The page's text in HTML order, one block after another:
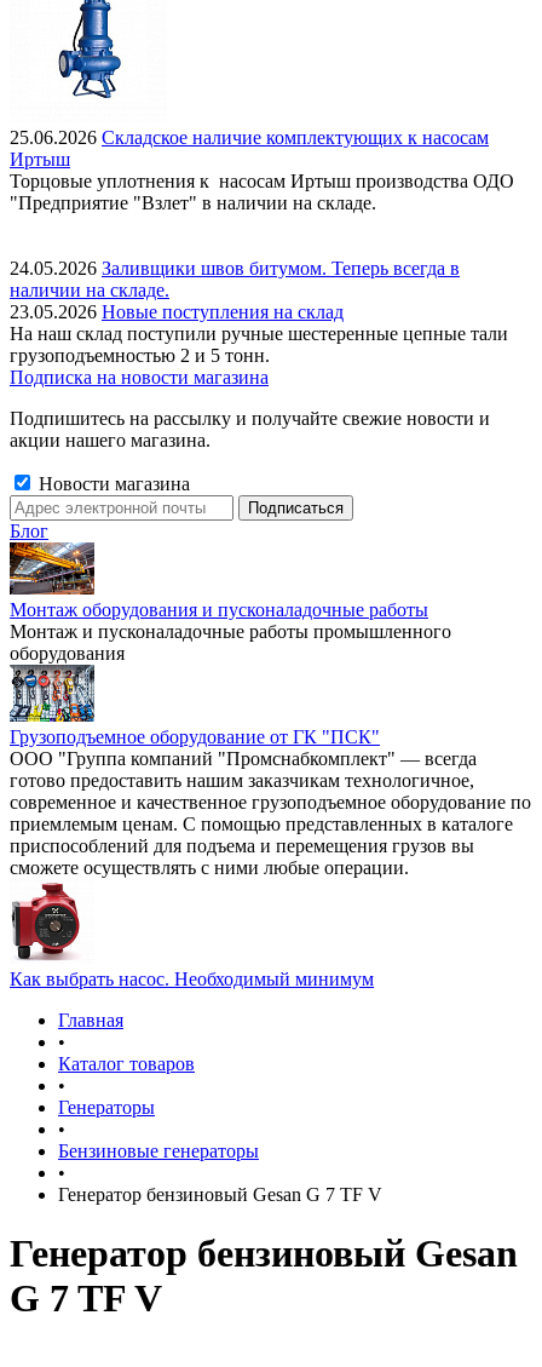
25.06.2026 Складское наличие комплектующих к насосам
Иртыш
Торцовые уплотнения к насосам Иртыш производства ОДО
"Предприятие "Взлет" в наличии на складе.
24.05.2026 Заливщики швов битумом. Теперь всегда в
наличии на складе.
23.05.2026 Новые поступления на склад
На наш склад поступили ручные шестеренные цепные тали
грузоподъемностью 2 и 5 тонн.
Подписка на новости магазина
Подпишитесь на рассылку и получайте свежие новости и
акции нашего магазина.
Новости магазина
Блог
Монтаж оборудования и пусконаладочные работы
Монтаж и пусконаладочные работы промышленного
оборудования
Грузоподъемное оборудование от ГК "ПСК"
ООО "Группа компаний "Промснабкомплект" — всегда
готово предоставить нашим заказчикам технологичное,
современное и качественное грузоподъемное оборудование по
приемлемым ценам. С помощью представленных в каталоге
приспособлений для подъема и перемещения грузов вы
сможете осуществлять с ними любые операции.
Как выбрать насос. Необходимый минимум
Главная
•
Каталог товаров
•
Генераторы
•
Бензиновые генераторы
•
Генератор бензиновый Gesan G 7 TF V
Генератор бензиновый Gesan
G 7 TF V